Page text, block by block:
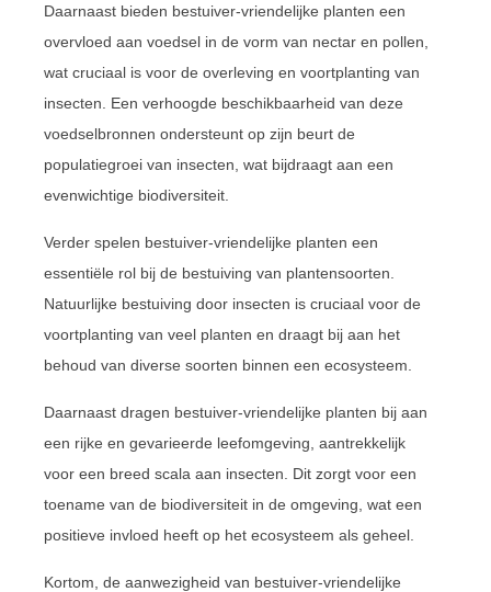
Daarnaast bieden bestuiver-vriendelijke planten een
overvloed aan voedsel in de vorm van nectar en pollen,
wat cruciaal is voor de overleving en voortplanting van
insecten. Een verhoogde beschikbaarheid van deze
voedselbronnen ondersteunt op zijn beurt de
populatiegroei van insecten, wat bijdraagt aan een
evenwichtige biodiversiteit.
Verder spelen bestuiver-vriendelijke planten een
essentiële rol bij de bestuiving van plantensoorten.
Natuurlijke bestuiving door insecten is cruciaal voor de
voortplanting van veel planten en draagt bij aan het
behoud van diverse soorten binnen een ecosysteem.
Daarnaast dragen bestuiver-vriendelijke planten bij aan
een rijke en gevarieerde leefomgeving, aantrekkelijk
voor een breed scala aan insecten. Dit zorgt voor een
toename van de biodiversiteit in de omgeving, wat een
positieve invloed heeft op het ecosysteem als geheel.
Kortom, de aanwezigheid van bestuiver-vriendelijke